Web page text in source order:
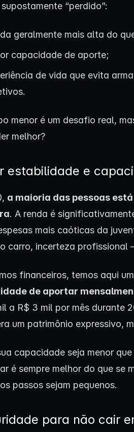
“perdido”:
geralmente mais alta do
capacidade de aporte;
de vida que evita
menor é um desafio real,
melhor?
estabilidade e
a maioria das pessoas
. A renda é
mais caóticas da
carro, incerteza profissional
financeiros, temos aqui
de aportar
a R$ 3 mil por mês durante
um patrimônio expressivo,
capacidade seja menor
é sempre melhor do que se
passos sejam pequenos.
para não cair